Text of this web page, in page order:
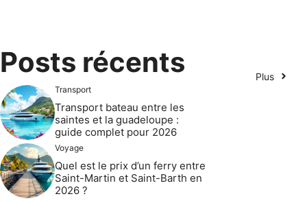
Posts récents Plus
Transport
Transport bateau entre les
saintes et la guadeloupe :
guide complet pour 2026
Voyage
Quel est le prix d’un ferry entre
Saint-Martin et Saint-Barth en
2026 ?